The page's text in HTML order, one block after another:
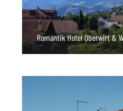
Romantik Hotel Oberwirt &